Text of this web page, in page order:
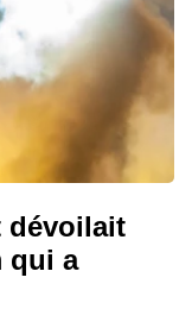
dévoilait
qui a